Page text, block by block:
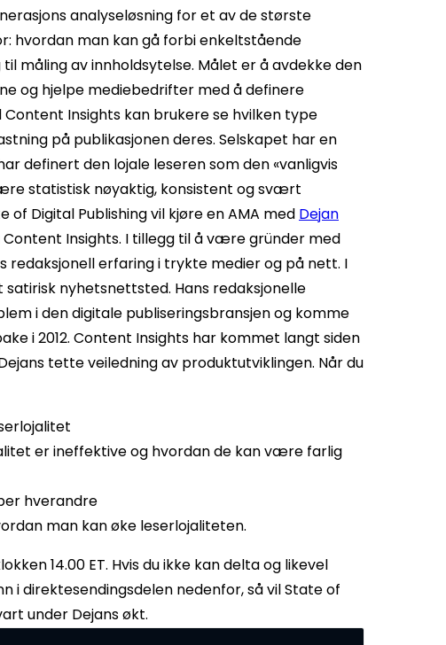
analyseløsning for et av de største
hvordan man kan gå forbi enkeltstående
måling av innholdsytelse. Målet er å avdekke den
og hjelpe mediebedrifter med å definere
Content Insights kan brukere se hvilken type
på publikasjonen deres. Selskapet har en
definert den lojale leseren som den «vanligvis
statistisk nøyaktig, konsistent og svært
of Digital Publishing vil kjøre en AMA med Dejan
Insights. I tillegg til å være gründer med
redaksjonell erfaring i trykte medier og på nett. I
nyhetsnettsted. Hans redaksjonelle
i den digitale publiseringsbransjen og komme
i 2012. Content Insights har kommet langt siden
tette veiledning av produktutviklingen. Når du
er ineffektive og hvordan de kan være farlig
hverandre
man kan øke leserlojaliteten.
14.00 ET. Hvis du ikke kan delta og likevel
i direktesendingsdelen nedenfor, så vil State of
under Dejans økt.